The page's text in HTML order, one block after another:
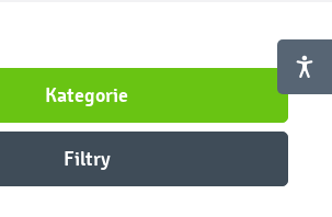
Kategorie
Filtry